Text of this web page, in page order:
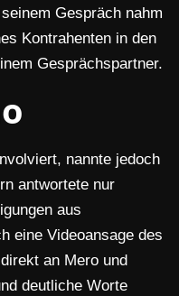
Gespräch nahm
Kontrahenten in den
Gesprächspartner.
nannte jedoch
antwortete nur
aus
eine Videoansage des
an Mero und
deutliche Worte